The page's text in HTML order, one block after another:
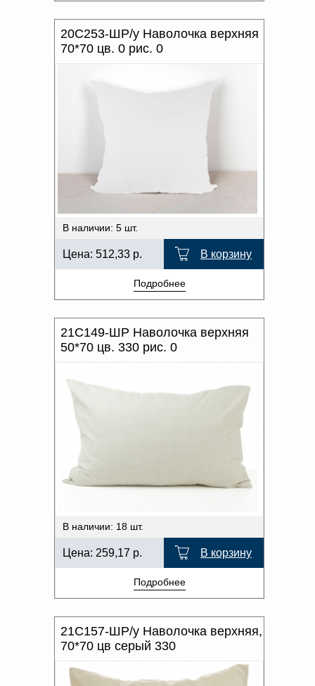
20С253-ШР/у Наволочка верхняя
70*70 цв. 0 рис. 0
В наличии: 5 шт.
Цена: 512,33 р. В корзину
Подробнее
21С149-ШР Наволочка верхняя
50*70 цв. 330 рис. 0
В наличии: 18 шт.
Цена: 259,17 р. В корзину
Подробнее
21С157-ШР/у Наволочка верхняя,
70*70 цв серый 330